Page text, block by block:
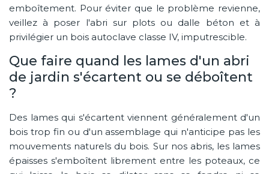
emboîtement. Pour éviter que le problème revienne,
veillez à poser l'abri sur plots ou dalle béton et à
privilégier un bois autoclave classe IV, imputrescible.
Que faire quand les lames d'un abri
de jardin s'écartent ou se déboîtent
?
Des lames qui s'écartent viennent généralement d'un
bois trop fin ou d'un assemblage qui n'anticipe pas les
mouvements naturels du bois. Sur nos abris, les lames
épaisses s'emboîtent librement entre les poteaux, ce